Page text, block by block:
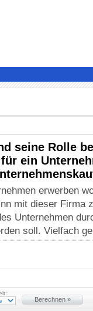
seine Rolle
ein
erwerben
mit dieser Firma
Unternehmen
soll. Vielfach
Berechnen »